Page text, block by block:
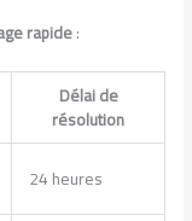
rapide:
Délai de
résolution
24 heures